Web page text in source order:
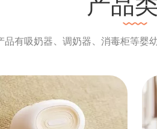
品有吸奶器、调奶器、消毒柜等婴